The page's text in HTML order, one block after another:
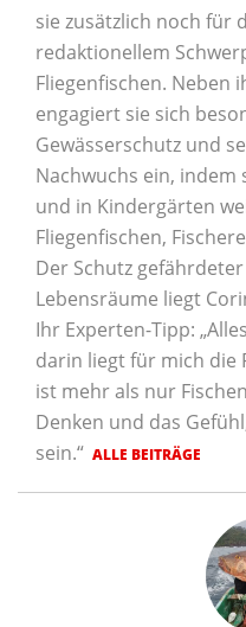
sie zusätzlich noch für
redaktionellem
Fliegenfischen.
engagiert sie sich
Gewässerschutz und
Nachwuchs ein, indem
und in Kindergärten
Fliegenfischen,
Der Schutz
Lebensräume liegt
Ihr Experten-Tipp:
darin liegt für mich die
ist mehr als nur
Denken und das
sein.“ ALLE BEITRÄGE